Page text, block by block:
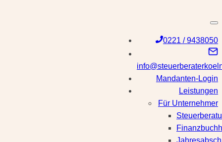
0221 / 9438050
Mandanten-Login
Leistungen
Für Unternehmer